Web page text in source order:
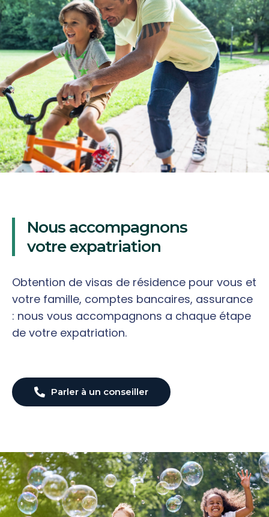
Nous accompagnons
votre expatriation
Obtention de visas de résidence pour vous et
votre famille, comptes bancaires, assurance
: nous vous accompagnons a chaque étape
de votre expatriation.
Parler à un conseiller